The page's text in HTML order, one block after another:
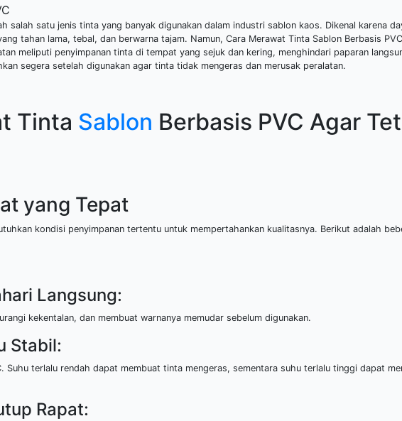
salah satu jenis tinta yang banyak digunakan dalam industri sablon kaos. Dikenal karena
tahan lama, tebal, dan berwarna tajam. Namun, Cara Merawat Tinta Sablon Berbasis
meliputi penyimpanan tinta di tempat yang sejuk dan kering, menghindari paparan
segera setelah digunakan agar tinta tidak mengeras dan merusak peralatan.
Tinta Sablon Berbasis PVC Agar
yang Tepat
kondisi penyimpanan tertentu untuk mempertahankan kualitasnya. Berikut adalah
Langsung:
kekentalan, dan membuat warnanya memudar sebelum digunakan.
Stabil:
Suhu terlalu rendah dapat membuat tinta mengeras, sementara suhu terlalu tinggi dapat
Rapat: